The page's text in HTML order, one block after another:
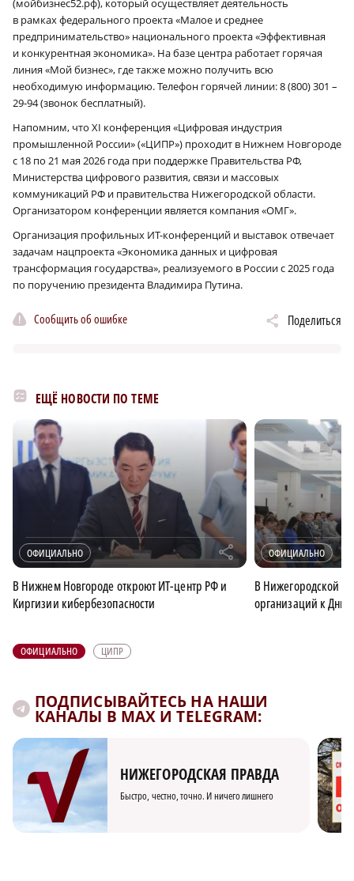
(мойбизнес52.рф), который осуществляет деятельность
в рамках федерального проекта «Малое и среднее
предпринимательство» национального проекта «Эффективная
и конкурентная экономика». На базе центра работает горячая
линия «Мой бизнес», где также можно получить всю
необходимую информацию. Телефон горячей линии: 8 (800) 301 –
29-94 (звонок бесплатный).
Напомним, что XI конференция «Цифровая индустрия
промышленной России» («ЦИПР») проходит в Нижнем Новгороде
с 18 по 21 мая 2026 года при поддержке Правительства РФ,
Министерства цифрового развития, связи и массовых
коммуникаций РФ и правительства Нижегородской области.
Организатором конференции является компания «ОМГ».
Организация профильных ИТ-конференций и выставок отвечает
задачам нацпроекта «Экономика данных и цифровая
трансформация государства», реализуемого в России с 2025 года
по поручению президента Владимира Путина.
Сообщить об ошибке Поделиться
ЕЩЁ НОВОСТИ ПО ТЕМЕ
ОФИЦИАЛЬНО r
В Нижнем Новгороде откроют ИТ-центр РФ и
Киргизии кибербезопасности
ОФИЦИАЛЬНО
В Нижегородской
организаций к Дню
ОФИЦИАЛЬНО ЦИПР
ПОДПИСЫВАЙТЕСЬ НА НАШИ
КАНАЛЫ В MAX И TELEGRAM:
НИЖЕГОРОДСКАЯ ПРАВДА
Быстро, честно, точно. И ничего лишнего